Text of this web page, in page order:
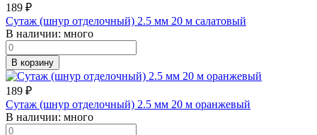
189 ₽
Сутаж (шнур отделочный) 2.5 мм 20 м салатовый
В наличии: много
В корзину
189 ₽
Сутаж (шнур отделочный) 2.5 мм 20 м оранжевый
В наличии: много